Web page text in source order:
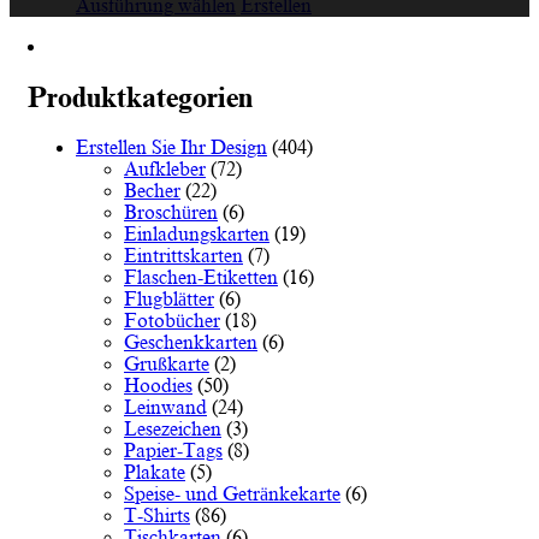
€12.12
Ausführung wählen Dieses
Varianten
auf.
Die
Optionen
können
auf
der
Produktseite
gewählt
werden
Erstellen
Produktkategorien
Erstellen Sie Ihr Design (404)
Aufkleber (72)
Becher (22)
Broschüren (6)
Einladungskarten (19)
Eintrittskarten (7)
Flaschen-Etiketten (16)
Flugblätter (6)
Fotobücher (18)
Geschenkkarten (6)
Grußkarte (2)
Hoodies (50)
Leinwand (24)
Lesezeichen (3)
Papier-Tags (8)
Plakate (5)
Speise- und Getränkekarte (6)
T-Shirts (86)